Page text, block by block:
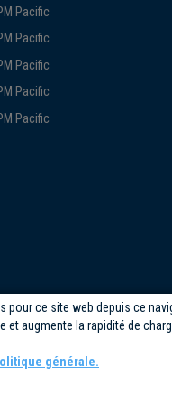
ce site web depuis ce
et augmente la rapidité de
générale.
Pacific
Pacific
Pacific
Pacific
Pacific